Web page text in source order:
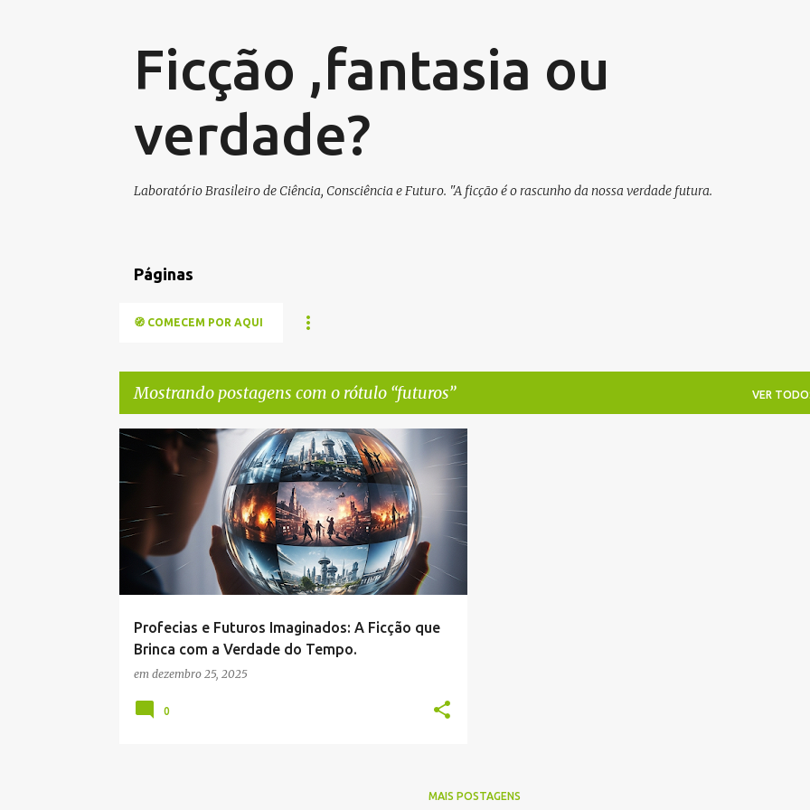
Ficção ,fantasia ou
verdade?
Laboratório Brasileiro de Ciência, Consciência e Futuro. "A ficção é o rascunho da nossa verdade futura.
Páginas
🧭 COMECEM POR AQUI
Mostrando postagens com o rótulo futuros VER
P
o
t
Profecias e Futuros Imaginados: A Ficção que
Brinca com a Verdade do Tempo.
em dezembro 25, 2025
FICÇÃO FUTUROS PROFECIA TEMPO VERDADE
0
MAIS POSTAGENS